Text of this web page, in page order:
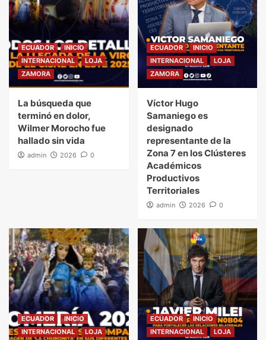
ECUADOR
INICIO
INTERNACIONAL
LOJA
ZAMORA
La búsqueda que
terminó en dolor,
Wilmer Morocho fue
hallado sin vida
admin 2026 0
ECUADOR
INICIO
INTERNACIONAL
LOJA
ZAMORA
Víctor Hugo
Samaniego es
designado
representante de la
Zona 7 en los Clústeres
Académicos
Productivos
Territoriales
admin 2026 0
ECUADOR
INICIO
INTERNACIONAL
LOJA
ECUADOR
INICIO
INTERNACIONAL
LOJA